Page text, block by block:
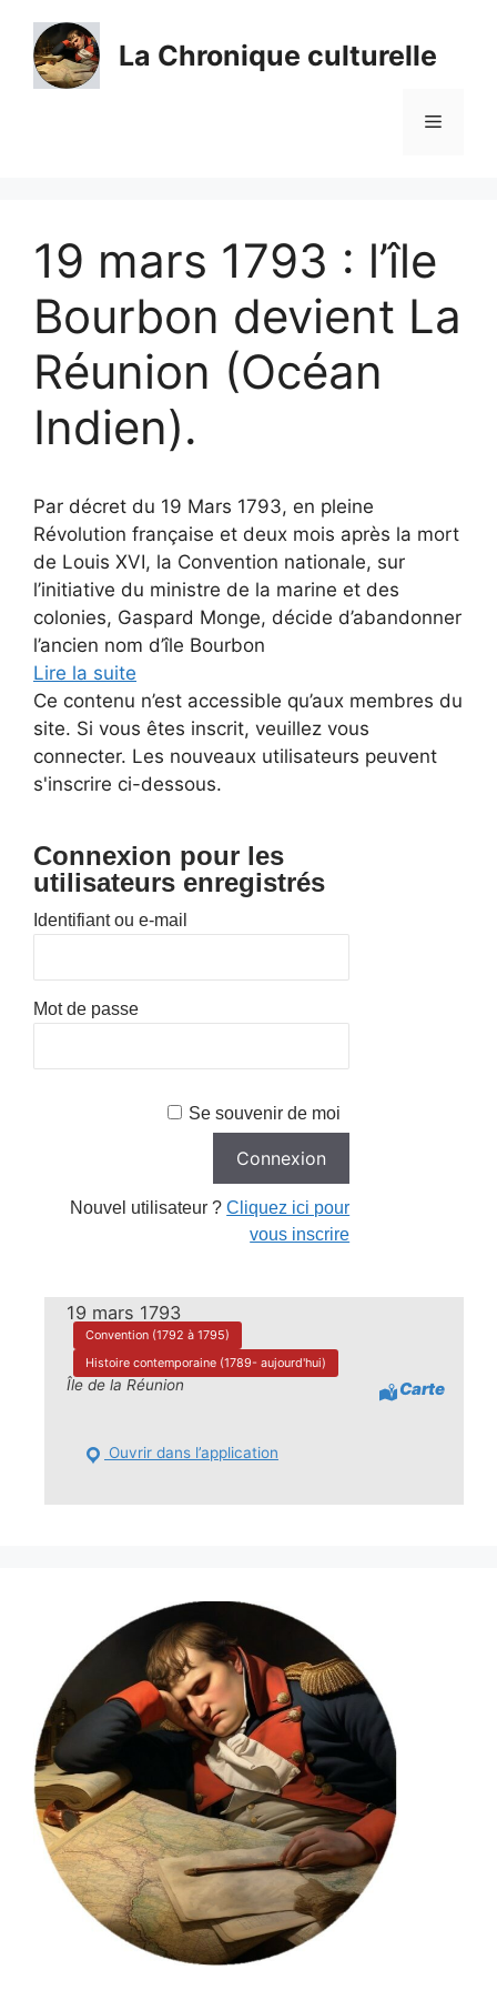
contenu
La Chronique culturelle
Menu
19 mars 1793 : l’île
Bourbon devient La
Réunion (Océan
Indien).
Par décret du 19 Mars 1793, en pleine
Révolution française et deux mois après la mort
de Louis XVI, la Convention nationale, sur
l’initiative du ministre de la marine et des
colonies, Gaspard Monge, décide d’abandonner
l’ancien nom d’île Bourbon
Lire la suite
Ce contenu n’est accessible qu’aux membres du
site. Si vous êtes inscrit, veuillez vous
connecter. Les nouveaux utilisateurs peuvent
s'inscrire ci-dessous.
Connexion pour les
utilisateurs enregistrés
Identifiant ou e-mail
Mot de passe
Se souvenir de moi
Nouvel utilisateur ?Cliquez ici pour
vous inscrire
19 mars 1793
Convention (1792 à 1795)
Histoire contemporaine (1789- aujourd'hui)
Île de la Réunion Carte
Ouvrir dans l’application